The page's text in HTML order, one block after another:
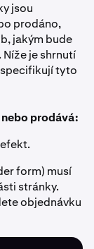
jsou
prodáno,
jakým bude
je shrnutí
tyto
prodává:
form) musí
stránky.
objednávku